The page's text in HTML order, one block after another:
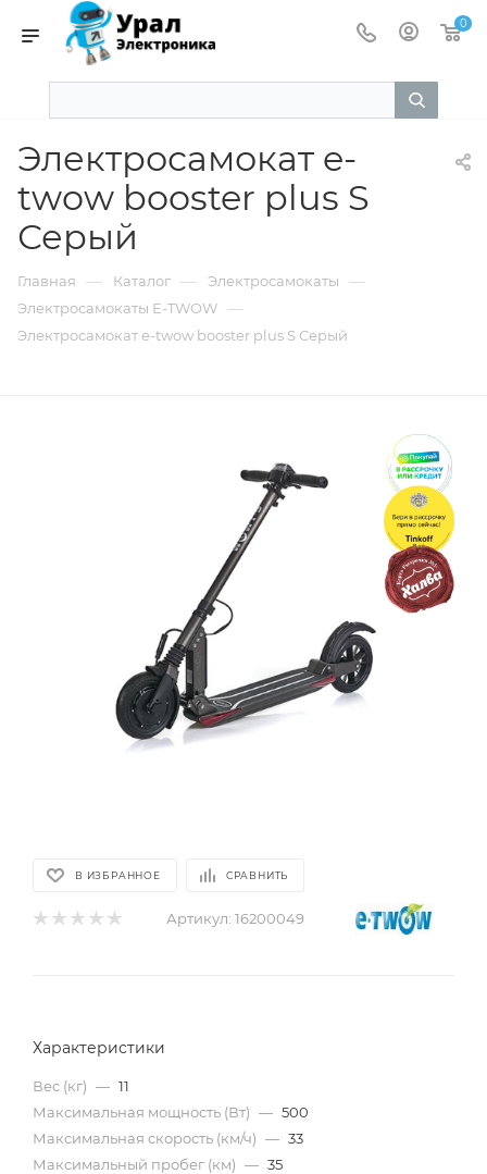
0
Электросамокат e-
twow booster plus S
Серый
Главная — Каталог — Электросамокаты —
Электросамокаты E-TWOW —
Электросамокат e-twow booster plus S Серый
В ИЗБРАННОЕ СРАВНИТЬ
Артикул: 16200049
Характеристики
Вес (кг) — 11
Максимальная мощность (Вт) — 500
Максимальная скорость (км/ч) — 33
Максимальный пробег (км) — 35